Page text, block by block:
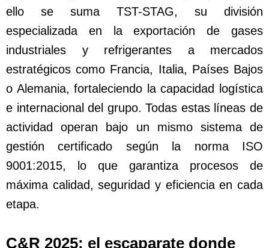
ello se suma TST-STAG, su división
especializada en la exportación de gases
industriales y refrigerantes a mercados
estratégicos como Francia, Italia, Países Bajos
o Alemania, fortaleciendo la capacidad logística
e internacional del grupo. Todas estas líneas de
actividad operan bajo un mismo sistema de
gestión certificado según la norma ISO
9001:2015, lo que garantiza procesos de
máxima calidad, seguridad y eficiencia en cada
etapa.
C&R 2025: el escaparate donde